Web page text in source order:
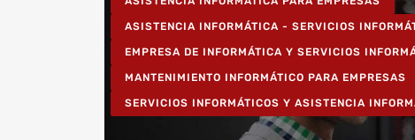
ASISTENCIA INFORMÁTICA - SERVICIOS
EMPRESA DE INFORMÁTICA Y SERVICIOS
MANTENIMIENTO INFORMÁTICO PARA EMPRESAS
SERVICIOS INFORMÁTICOS Y ASISTENCIA